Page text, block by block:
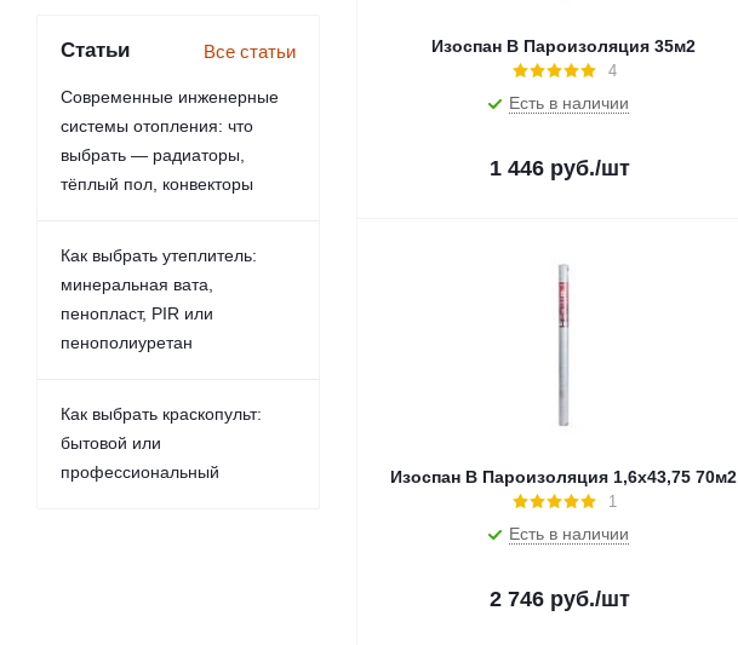
Изоспан В Пароизоляция 35м2
4
Есть в наличии
1 446руб./шт
Изоспан В Пароизоляция 1,6х43,75 70м2
1
Есть в наличии
2 746руб./шт
Статьи Все статьи
Современные инженерные
системы отопления: что
выбрать — радиаторы,
тёплый пол, конвекторы
Как выбрать утеплитель:
минеральная вата,
пенопласт, PIR или
пенополиуретан
Как выбрать краскопульт:
бытовой или
профессиональный